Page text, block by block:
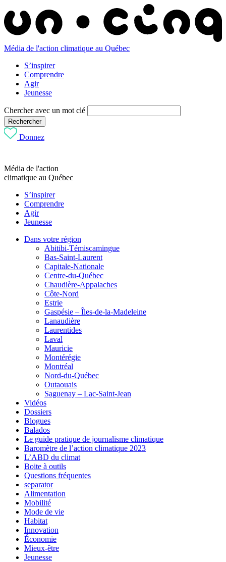
Média de l'action climatique au Québec
S’inspirer
Comprendre
Agir
Jeunesse
Chercher avec un mot clé
Rechercher
Donnez
Média de l'action
climatique au Québec
S’inspirer
Comprendre
Agir
Jeunesse
Dans votre région
Abitibi-Témiscamingue
Bas-Saint-Laurent
Capitale-Nationale
Centre-du-Québec
Chaudière-Appalaches
Côte-Nord
Estrie
Gaspésie – Îles-de-la-Madeleine
Lanaudière
Laurentides
Laval
Mauricie
Montérégie
Montréal
Nord-du-Québec
Outaouais
Saguenay – Lac-Saint-Jean
Vidéos
Dossiers
Blogues
Balados
Le guide pratique de journalisme climatique
Baromètre de l’action climatique 2023
L’ABD du climat
Boite à outils
Questions fréquentes
separator
Alimentation
Mobilité
Mode de vie
Habitat
Innovation
Économie
Mieux-être
Jeunesse